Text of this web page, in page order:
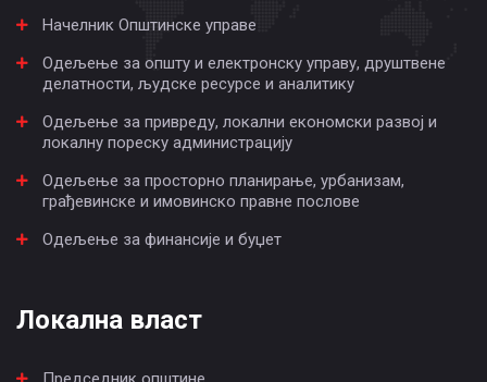
Начелник Општинске управе
Одељење за општу и електронску управу, друштвене
делатности, људске ресурсе и аналитику
Одељење за привреду, локални економски развој и
локалну пореску администрацију
Одељење за просторно планирање, урбанизам,
грађевинске и имовинско правне послове
Одељење за финансије и буџет
Локална власт